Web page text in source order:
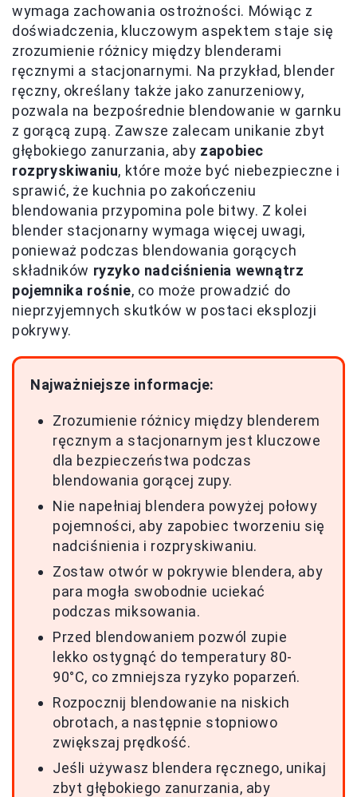
wymaga zachowania ostrożności. Mówiąc z
doświadczenia, kluczowym aspektem staje się
zrozumienie różnicy między blenderami
ręcznymi a stacjonarnymi. Na przykład, blender
ręczny, określany także jako zanurzeniowy,
pozwala na bezpośrednie blendowanie w garnku
z gorącą zupą. Zawsze zalecam unikanie zbyt
głębokiego zanurzania, aby zapobiec
rozpryskiwaniu, które może być niebezpieczne i
sprawić, że kuchnia po zakończeniu
blendowania przypomina pole bitwy. Z kolei
blender stacjonarny wymaga więcej uwagi,
ponieważ podczas blendowania gorących
składników ryzyko nadciśnienia wewnątrz
pojemnika rośnie, co może prowadzić do
nieprzyjemnych skutków w postaci eksplozji
pokrywy.
Najważniejsze informacje:
Zrozumienie różnicy między blenderem
ręcznym a stacjonarnym jest kluczowe
dla bezpieczeństwa podczas
blendowania gorącej zupy.
Nie napełniaj blendera powyżej połowy
pojemności, aby zapobiec tworzeniu się
nadciśnienia i rozpryskiwaniu.
Zostaw otwór w pokrywie blendera, aby
para mogła swobodnie uciekać
podczas miksowania.
Przed blendowaniem pozwól zupie
lekko ostygnąć do temperatury 80-
90°C, co zmniejsza ryzyko poparzeń.
Rozpocznij blendowanie na niskich
obrotach, a następnie stopniowo
zwiększaj prędkość.
Jeśli używasz blendera ręcznego, unikaj
zbyt głębokiego zanurzania, aby